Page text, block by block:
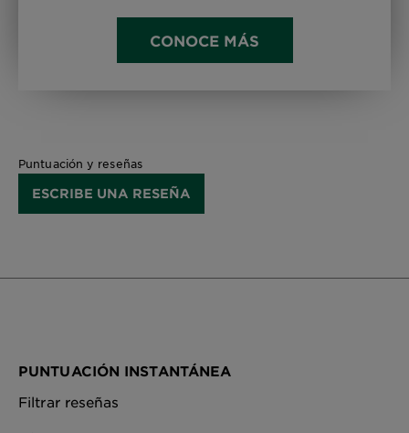
CONOCE MÁS
Puntuación y reseñas
ESCRIBE UNA RESEÑA
PUNTUACIÓN INSTANTÁNEA
Filtrar reseñas